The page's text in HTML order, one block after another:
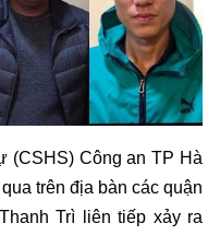
(CSHS) Công an TP Hà
trên địa bàn các quận
Trì liên tiếp xảy ra